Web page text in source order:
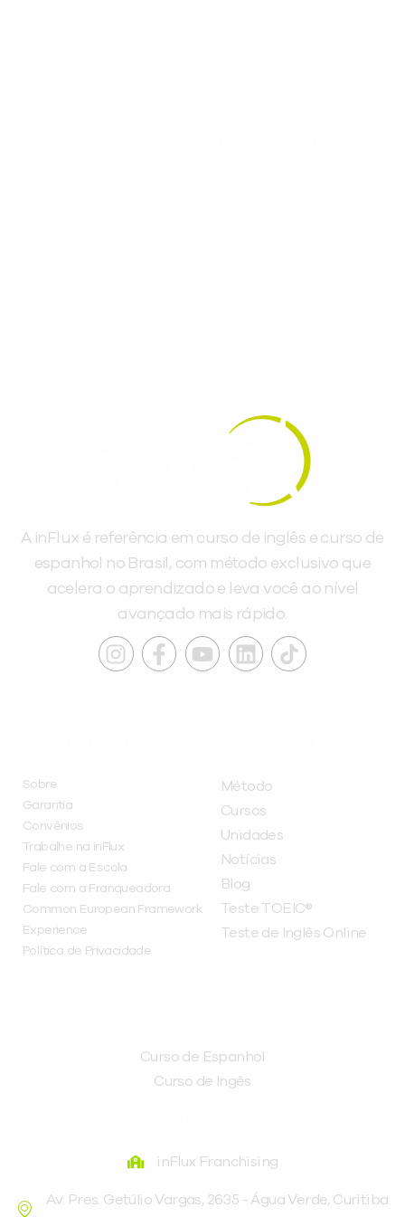
A inFlux é referência em curso de inglês e curso de
espanhol no Brasil, com método exclusivo que
acelera o aprendizado e leva você ao nível
avançado mais rápido.
Sobre
Garantia
Convênios
Trabalhe na inFlux
Fale com a Escola
Fale com a Franqueadora
Common European Framework
Experience
Política de Privacidade
Método
Cursos
Unidades
Notícias
Blog
Teste TOEIC®
Teste de Inglês Online
Curso de Espanhol
Curso de Ingês
inFlux Franchising
Av. Pres. Getúlio Vargas, 2635 - Água Verde, Curitiba